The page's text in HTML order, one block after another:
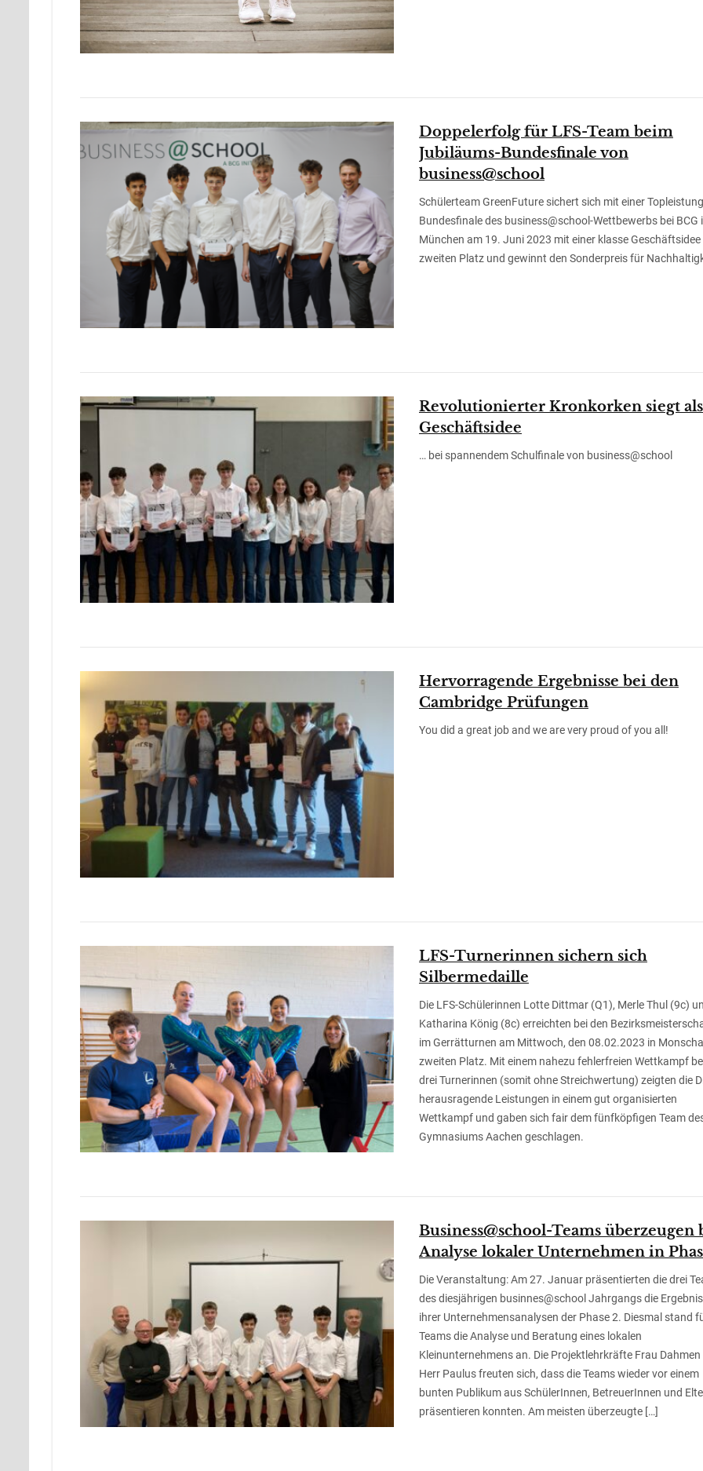
Doppelerfolg für LFS-Team beim
Jubiläums-Bundesfinale von
business@school
Schülerteam GreenFuture sichert sich mit einer
Bundesfinale des business@school-Wettbewerbs bei BCG
München am 19. Juni 2023 mit einer klasse Geschäftsidee
zweiten Platz und gewinnt den Sonderpreis für
Revolutionierter Kronkorken siegt als
Geschäftsidee
… bei spannendem Schulfinale von business@school
Hervorragende Ergebnisse bei den
Cambridge Prüfungen
You did a great job and we are very proud of you all!
LFS-Turnerinnen sichern sich
Silbermedaille
Die LFS-Schülerinnen Lotte Dittmar (Q1), Merle Thul (9c)
Katharina König (8c) erreichten bei den
im Gerrätturnen am Mittwoch, den 08.02.2023 in
zweiten Platz. Mit einem nahezu fehlerfreien Wettkampf
drei Turnerinnen (somit ohne Streichwertung) zeigten die
herausragende Leistungen in einem gut organisierten
Wettkampf und gaben sich fair dem fünfköpfigen Team
Gymnasiums Aachen geschlagen.
Business@school-Teams überzeugen
Analyse lokaler Unternehmen in
Die Veranstaltung: Am 27. Januar präsentierten die drei
des diesjährigen businnes@school Jahrgangs die
ihrer Unternehmensanalysen der Phase 2. Diesmal stand
Teams die Analyse und Beratung eines lokalen
Kleinunternehmens an. Die Projektlehrkräfte Frau
Herr Paulus freuten sich, dass die Teams wieder vor einem
bunten Publikum aus SchülerInnen, BetreuerInnen und
präsentieren konnten. Am meisten überzeugte […]